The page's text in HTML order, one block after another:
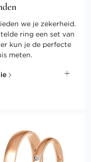
we je zekerheid.
ring een set van
kun je de perfecte
meten.